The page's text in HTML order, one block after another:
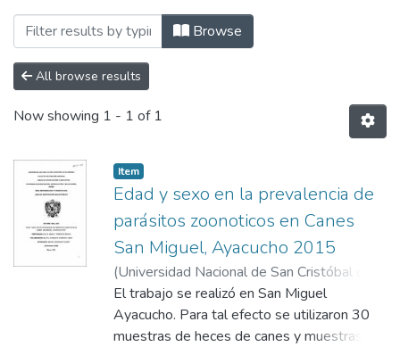
Browsing TRABAJOS DE
Browse
All browse results
Now showing 1 - 1 of 1
Item
Edad y sexo en la prevalencia de
parásitos zoonoticos en Canes
San Miguel, Ayacucho 2015
(Universidad Nacional de San Cristóbal de
Huamanga,2016)Rodríguez Monje,
Magaly;Córdova López, Alfredo S.
El trabajo se realizó en San Miguel
Ayacucho. Para tal efecto se utilizaron 30
muestras de heces de canes y muestras de